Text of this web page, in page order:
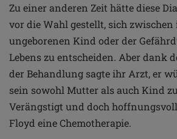
Zu einer anderen Zeit hätte diese
vor die Wahl gestellt, sich zwischen
ungeborenen Kind oder der
Lebens zu entscheiden. Aber dank
der Behandlung sagte ihr Arzt, er
sein sowohl Mutter alsauch Kind
Verängstigt und doch
Floyd eine Chemotherapie.